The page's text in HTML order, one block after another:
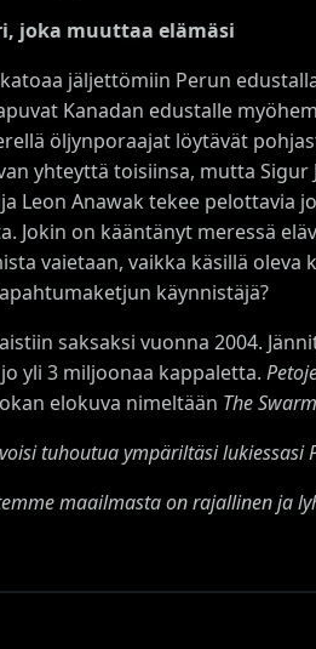
joka muuttaa elämäsi
jäljettömiin Perun
Kanadan edustalle
öljynporaajat löytävät
yhteyttä toisiinsa, mutta
Leon Anawak tekee pelottavia
Jokin on kääntänyt meressä
vaietaan, vaikka käsillä
käynnistäjä?
saksaksi vuonna 2004.
yli 3 miljoonaa kappaletta.
elokuva nimeltään The Swarm
tuhoutua ympäriltäsi lukiessasi
maailmasta on rajallinen ja